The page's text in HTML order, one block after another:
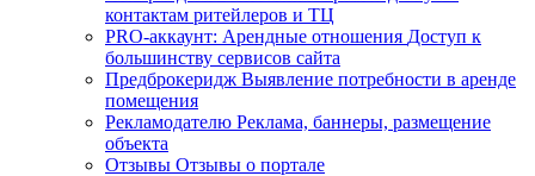
контактам ритейлеров и ТЦ
PRO-аккаунт: Арендные отношения Доступ к
большинству сервисов сайта
Предброкеридж Выявление потребности в аренде
помещения
Рекламодателю Реклама, баннеры, размещение
объекта
Отзывы Отзывы о портале